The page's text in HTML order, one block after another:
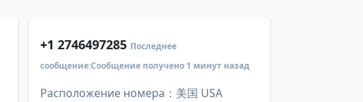
+1 2746497285 Последнее
сообщение:Сообщение получено 1 минут назад
Расположение номера：美国 USA